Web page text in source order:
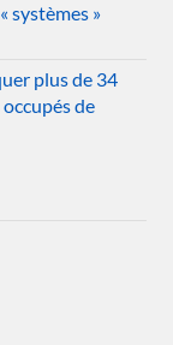
systèmes »
plus de 34
de